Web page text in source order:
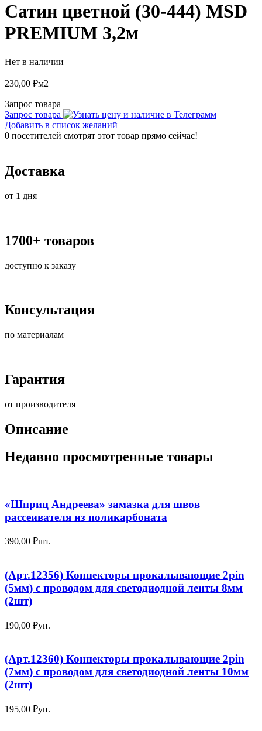
Сатин цветной (30-444) MSD
PREMIUM 3,2м
Нет в наличии
230,00 ₽м2
Запрос товара
Запрос товара
Добавить в список желаний
0 посетителей смотрят этот товар прямо сейчас!
Доставка
от 1 дня
1700+ товаров
доступно к заказу
Консультация
по материалам
Гарантия
от производителя
Описание
Недавно просмотренные товары
«Шприц Андреева» замазка для швов
рассеивателя из поликарбоната
390,00 ₽шт.
(Арт.12356) Коннекторы прокалывающие 2pin
(5мм) с проводом для светодиодной ленты 8мм
(2шт)
190,00 ₽уп.
(Арт.12360) Коннекторы прокалывающие 2pin
(7мм) с проводом для светодиодной ленты 10мм
(2шт)
195,00 ₽уп.